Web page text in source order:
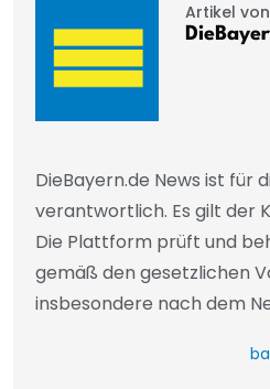
Artikel von
DieBayern.de News ist für
verantwortlich. Es gilt der
Die Plattform prüft und
gemäß den gesetzlichen
insbesondere nach dem